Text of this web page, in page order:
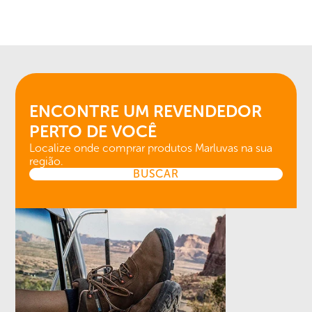
ENCONTRE UM REVENDEDOR
PERTO DE VOCÊ
Localize onde comprar produtos Marluvas na sua
região.
BUSCAR